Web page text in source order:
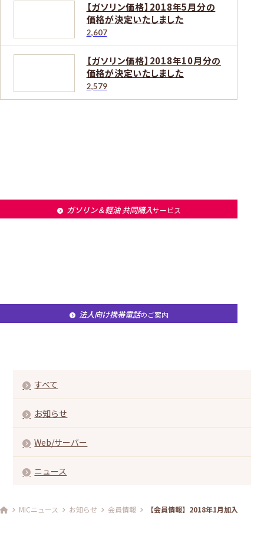
【ガソリン価格】2018年5月分の
価格が決定いたしました
2,607
【ガソリン価格】2018年10月分の
価格が決定いたしました
2,579
ガソリン＆軽油 共同購入サービス
法人向け携帯電話のご案内
すべて
お知らせ
Web/サーバー
ニュース
MICニュース お知らせ 会員情報 【会員情報】2018年1月加入分の